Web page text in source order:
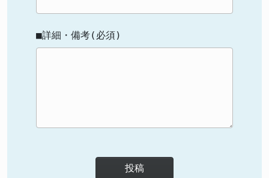
■詳細・備考(必須)
投稿